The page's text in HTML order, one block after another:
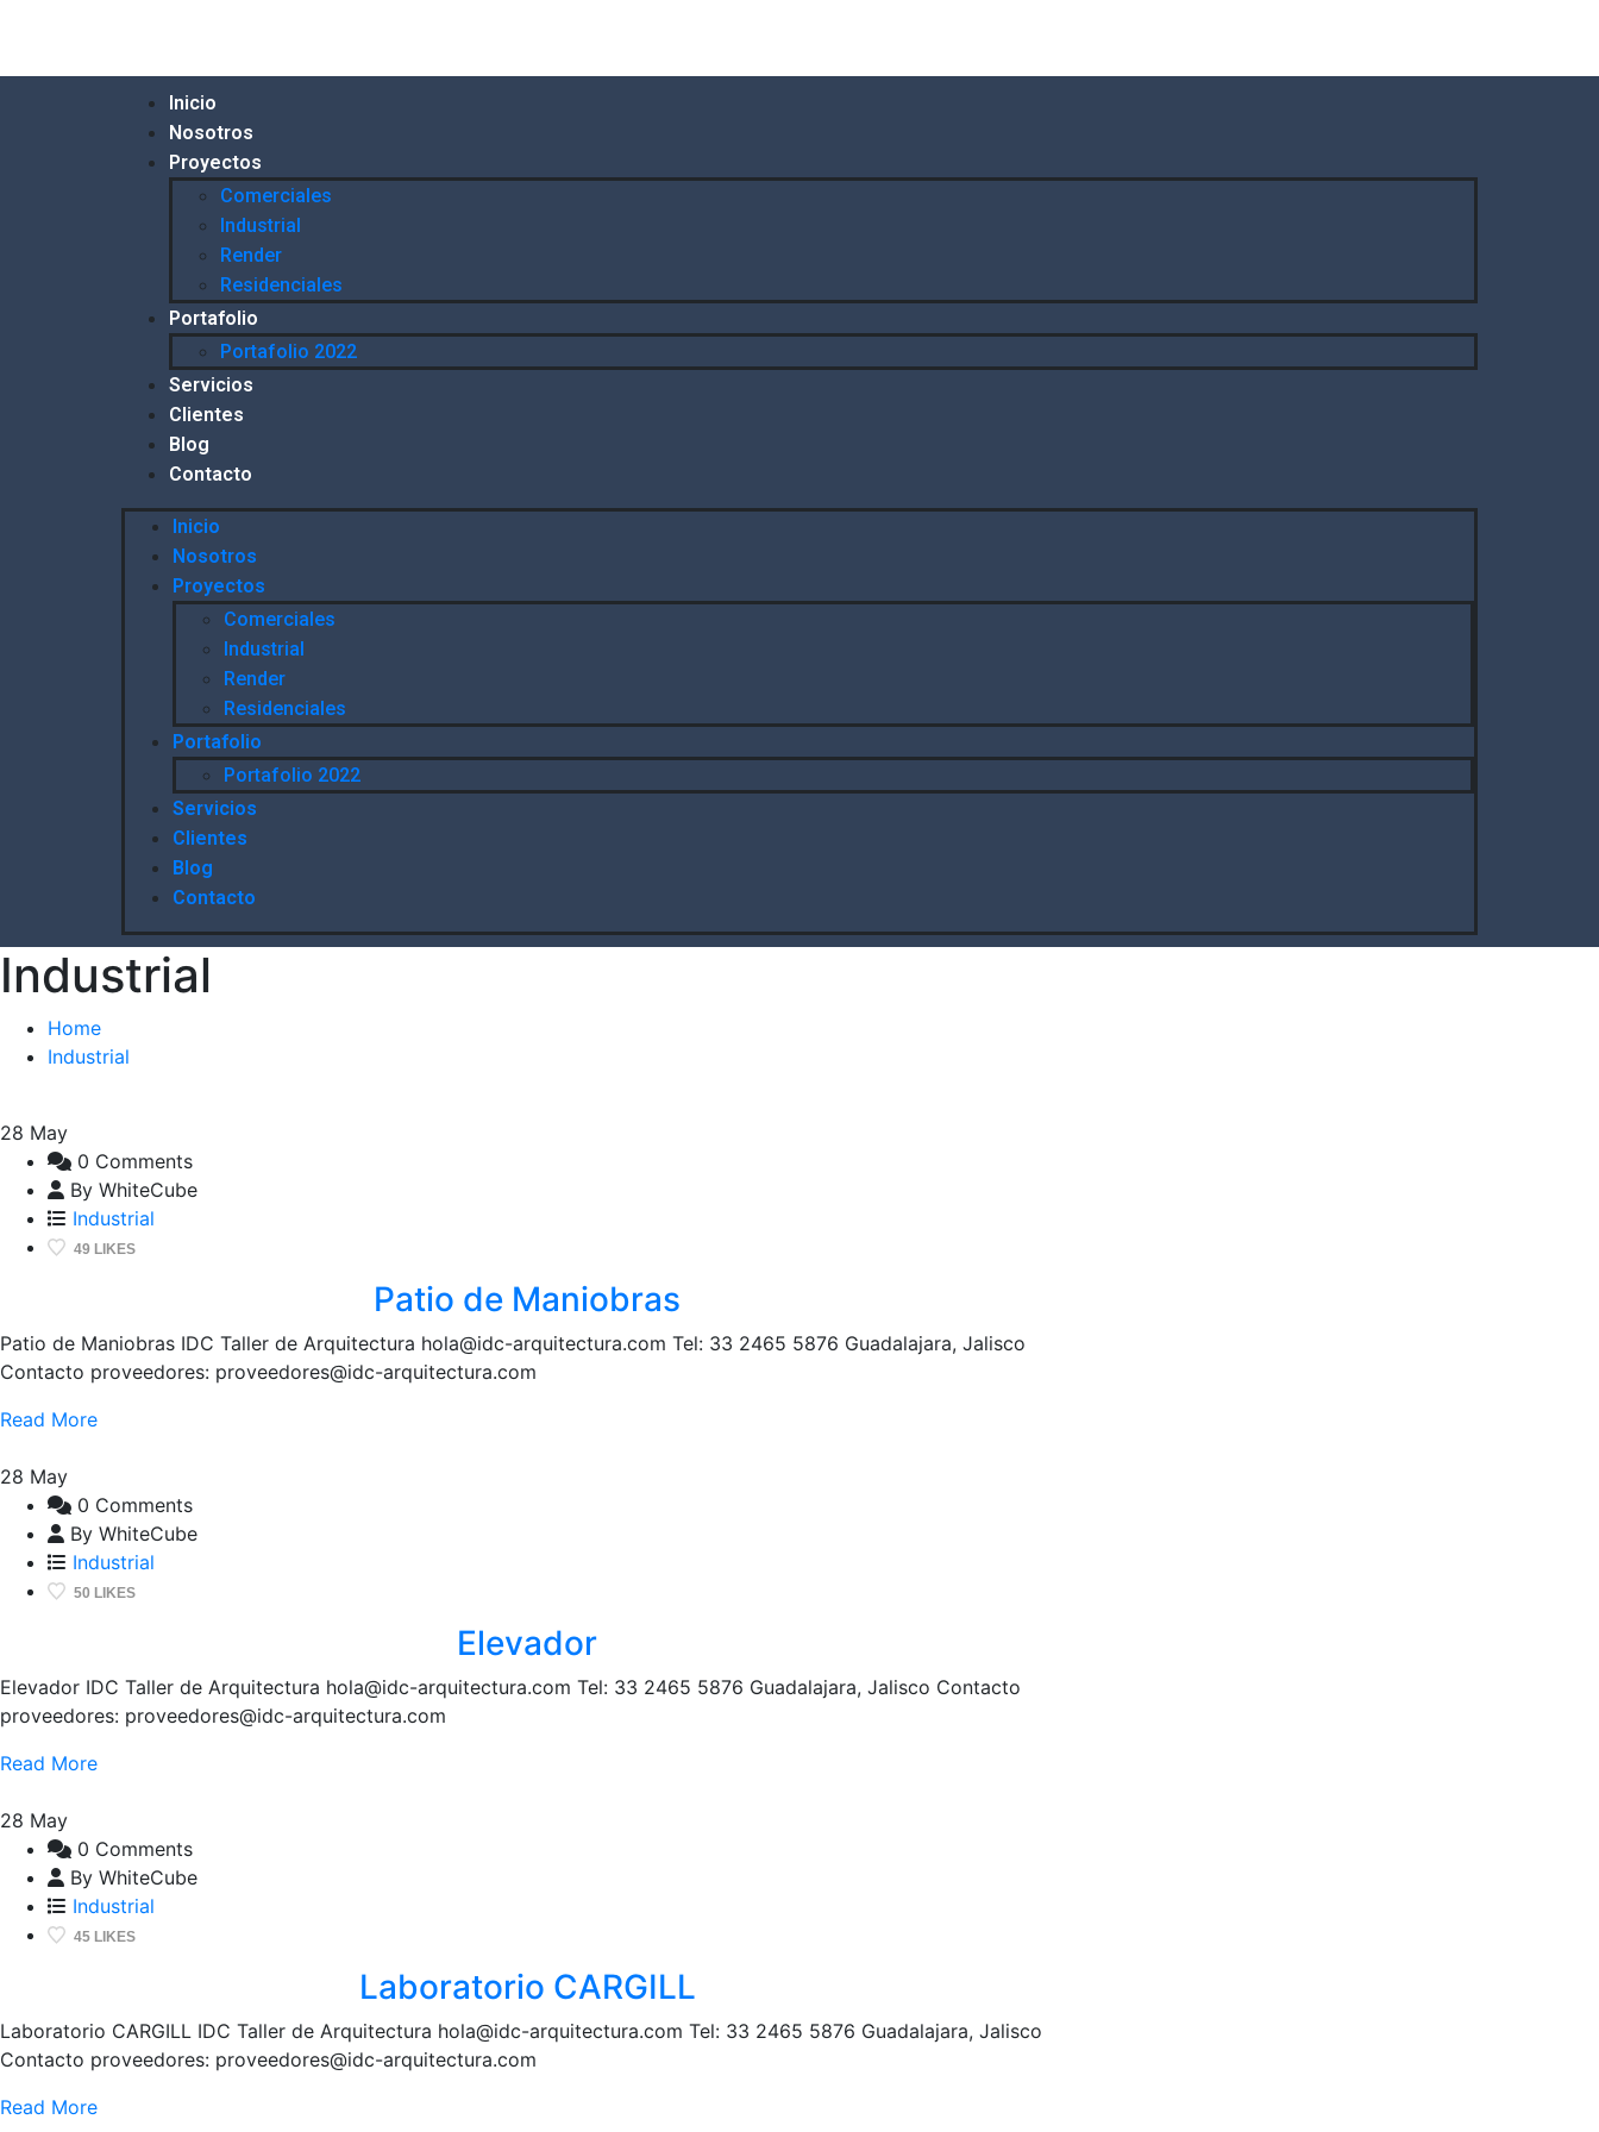
Inicio
Nosotros
Proyectos
Comerciales
Industrial
Render
Residenciales
Portafolio
Portafolio 2022
Servicios
Clientes
Blog
Contacto
Inicio
Nosotros
Proyectos
Comerciales
Industrial
Render
Residenciales
Portafolio
Portafolio 2022
Servicios
Clientes
Blog
Contacto
Industrial
Home
Industrial
28 May
0 Comments
By WhiteCube
Industrial
49 LIKES
Patio de Maniobras
Patio de Maniobras IDC Taller de Arquitectura hola@idc-arquitectura.com Tel: 33 2465 5876 Guadalajara, Jalisco
Contacto proveedores: proveedores@idc-arquitectura.com
Read More
28 May
0 Comments
By WhiteCube
Industrial
50 LIKES
Elevador
Elevador IDC Taller de Arquitectura hola@idc-arquitectura.com Tel: 33 2465 5876 Guadalajara, Jalisco Contacto
proveedores: proveedores@idc-arquitectura.com
Read More
28 May
0 Comments
By WhiteCube
Industrial
45 LIKES
Laboratorio CARGILL
Laboratorio CARGILL IDC Taller de Arquitectura hola@idc-arquitectura.com Tel: 33 2465 5876 Guadalajara, Jalisco
Contacto proveedores: proveedores@idc-arquitectura.com
Read More